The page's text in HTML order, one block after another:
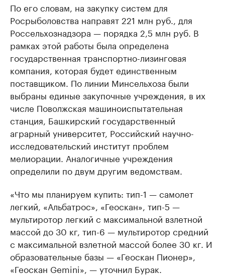
По его словам, на закупку систем для
Росрыболовства направят 221 млн руб., для
Россельхознадзора — порядка 2,5 млн руб. В
рамках этой работы была определена
государственная транспортно-лизинговая
компания, которая будет единственным
поставщиком. По линии Минсельхоза были
выбраны единые закупочные учреждения, в их
числе Поволжская машиноиспытательная
станция, Башкирский государственный
аграрный университет, Российский научно-
исследовательский институт проблем
мелиорации. Аналогичные учреждения
определили по двум другим ведомствам.
«Что мы планируем купить: тип-1 — самолет
легкий, «Альбатрос», «Геоскан», тип-5 —
мультиротор легкий с максимальной взлетной
массой до 30 кг, тип-6 — мультиротор средний
с максимальной взлетной массой более 30 кг. И
образовательные базы — «Геоскан Пионер»,
«Геоскан Gemini», — уточнил Бурак.